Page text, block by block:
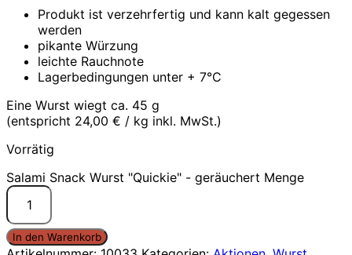
Produkt ist verzehrfertig und kann kalt gegessen
werden
pikante Würzung
leichte Rauchnote
Lagerbedingungen unter + 7°C
Eine Wurst wiegt ca. 45 g
(entspricht 24,00 € / kg inkl. MwSt.)
Vorrätig
Salami Snack Wurst "Quickie" - geräuchert Menge
In den Warenkorb